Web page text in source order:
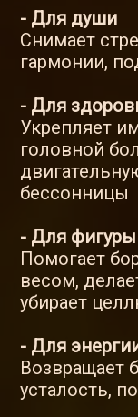
- Для души
Снимает
гармонии,
- Для
Укрепляет
головной
бессонницы
- Для фигуры
Помогает
весом,
убирает
- Для
Возвращает
усталость,